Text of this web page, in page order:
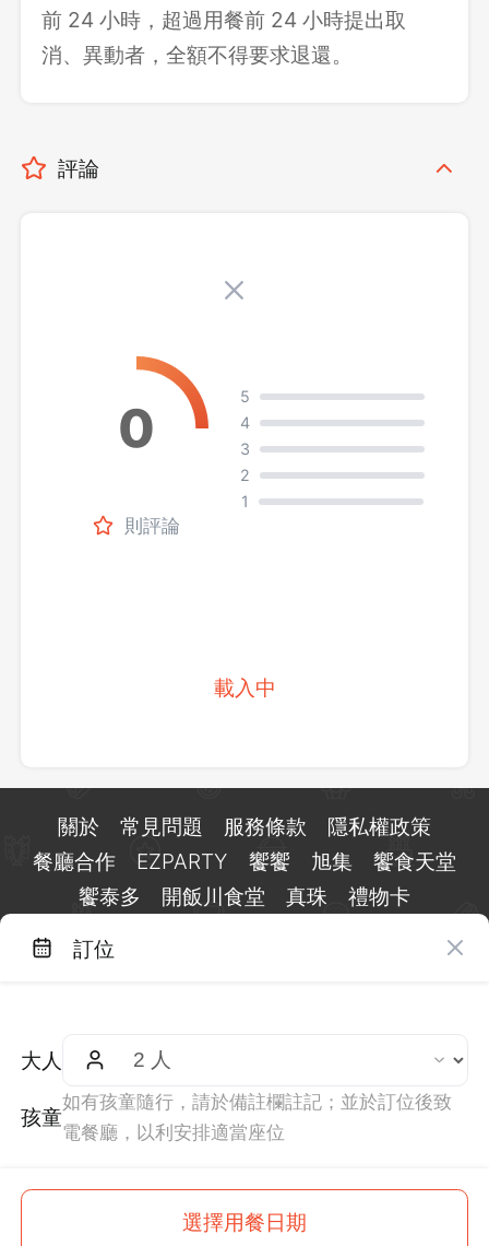
前 24 小時，超過用餐前 24 小時提出取
消、異動者，全額不得要求退還。
評論
則評論
5
4
3
2
1
載入中
訂位
大人
孩童
如有孩童隨行，請於備註欄註記；並於訂位後致
電餐廳，以利安排適當座位
選擇用餐日期
600 起
關於 常見問題 服務條款
隱私權政策
餐廳合作
EZPARTY 饗饗 旭集
饗食天堂
饗泰多
開飯川食堂 真珠 禮物卡
週一至週日 10:00 至 18:00（國定假日除外）
統編：29084823
protected by reCAPTCHA